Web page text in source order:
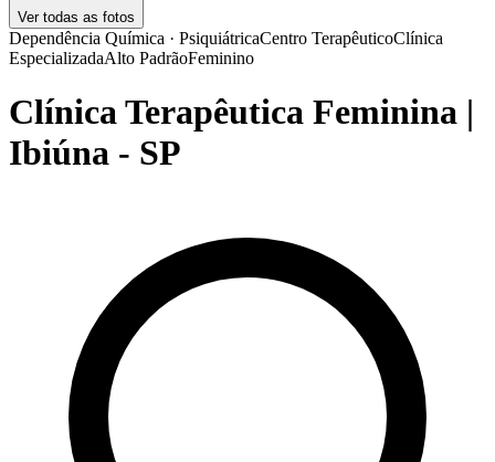
Ver todas as fotos
Dependência Química · PsiquiátricaCentro TerapêuticoClínica
EspecializadaAlto PadrãoFeminino
Clínica Terapêutica Feminina |
Ibiúna - SP